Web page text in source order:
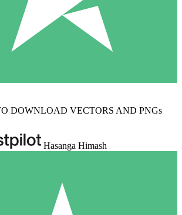
DOWNLOAD VECTORS AND PNGs
Hasanga Himash